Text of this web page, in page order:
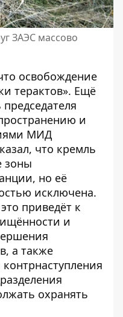
ЗАЭС массово
освобождение
терактов». Ещё
и
МИД
что кремль
зоны
но её
исключена.
приведёт к
и
а также
охранять